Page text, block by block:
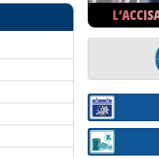
Sezione:
Sezione: